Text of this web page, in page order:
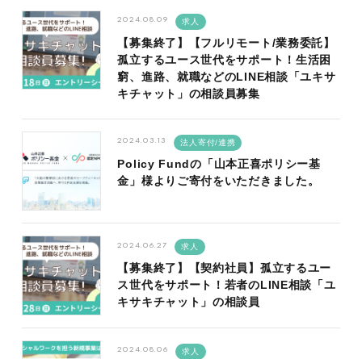
【募集終了】【フルリモート/業務委託】
孤立するユース世代をサポート！生活困
窮、進路、就職などのLINE相談「ユキサ
キチャット」の相談員募集
2024.08.09 求人
Policy Fundの「山本正喜ポリシー基
金」様よりご寄付をいただきました。
2024.03.13 法人寄付/連携
【募集終了】【契約社員】孤立するユー
ス世代をサポート！若者のLINE相談「ユ
キサキチャット」の相談員
2024.06.27 求人
2024.08.06 求人